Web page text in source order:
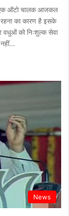
ऑटो चालक आजकल
का कारण है इसके
वधुओं को निःशुल्क सेवा
News